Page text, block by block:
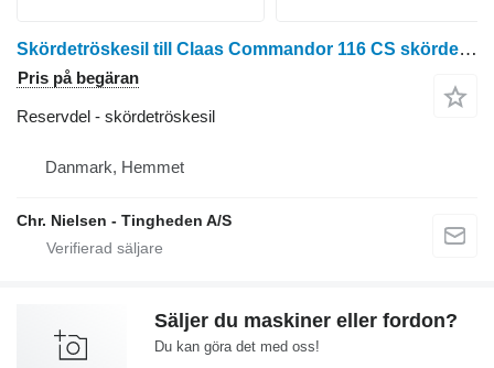
Skördetröskesil till Claas Commandor 116 CS skördetröska
Pris på begäran
Reservdel - skördetröskesil
Danmark, Hemmet
Chr. Nielsen - Tingheden A/S
Säljer du maskiner eller fordon?
Du kan göra det med oss!